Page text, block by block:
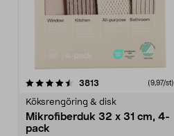
3813 (9,97/st)
Köksrengöring & disk
Mikrofiberduk 32 x 31 cm, 4-
pack
4.0av 5 stjärnor